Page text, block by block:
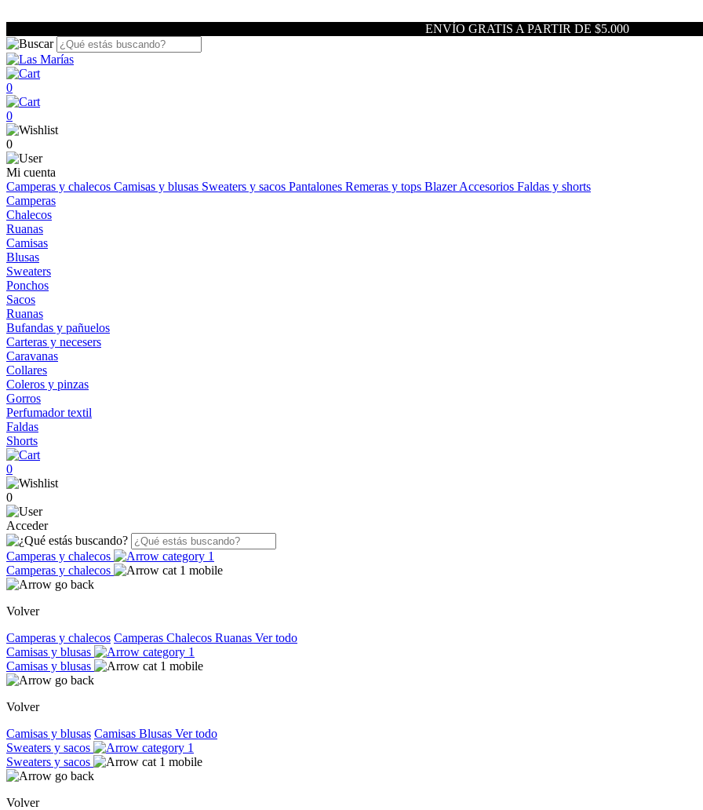
ENVÍO GRATIS A PARTIR DE $5.000
0
0
0
Mi cuenta
Camperas y chalecos Camisas y blusas Sweaters y sacos Pantalones Remeras y tops BlazerAccesorios Faldas y shorts
Camperas
Chalecos
Ruanas
Camisas
Blusas
Sweaters
Ponchos
Sacos
Ruanas
Bufandas y pañuelos
Carteras y necesers
Caravanas
Collares
Coleros y pinzas
Gorros
Perfumador textil
Faldas
Shorts
0
0
Acceder
Camperas y chalecos
Camperas y chalecos
Volver
Camperas y chalecos Camperas Chalecos Ruanas Ver todo
Camisas y blusas
Camisas y blusas
Volver
Camisas y blusas Camisas Blusas Ver todo
Sweaters y sacos
Sweaters y sacos
Volver